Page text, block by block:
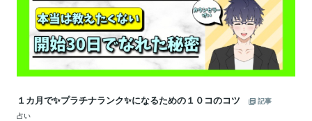
１カ月で✨プラチナランク✨になるための１０コのコツ
記事
占い